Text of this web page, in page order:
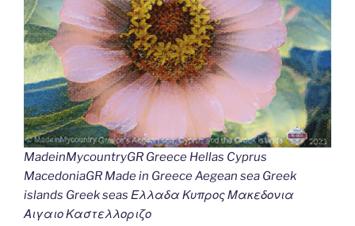
MadeinMycountryGR Greece Hellas Cyprus
MacedoniaGR Made in Greece Aegean sea Greek
islands Greek seas Ελλαδα Κυπρος Μακεδονια
Αιγαιο Καστελλοριζο